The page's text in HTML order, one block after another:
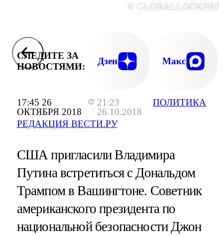
17:45 26
ОКТЯБРЯ 2018
21:23
26.10.2018
РЕДАКЦИЯ ВЕСТИ.РУ
ПОЛИТИКА
©
СЛЕДИТЕ ЗА
НОВОСТЯМИ:
Дзен Макс
США пригласили Владимира
Путина встретиться с Дональдом
Трампом в Вашингтоне. Советник
американского президента по
национальной безопасности Джон